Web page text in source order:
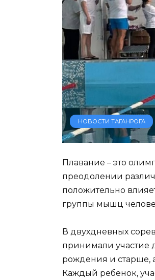
НОВОСТИ ТАГАНРОГА
Плавание – это
преодолении
положительно
группы мышц
В двухдневных
принимали участие
рождения и старше,
Каждый ребенок,